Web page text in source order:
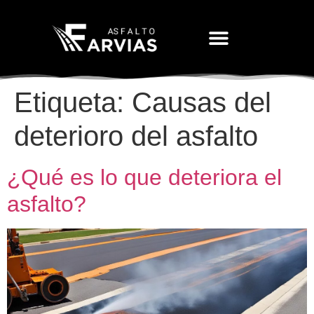
Etiqueta: Causas del
deterioro del asfalto
¿Qué es lo que deteriora el
asfalto?